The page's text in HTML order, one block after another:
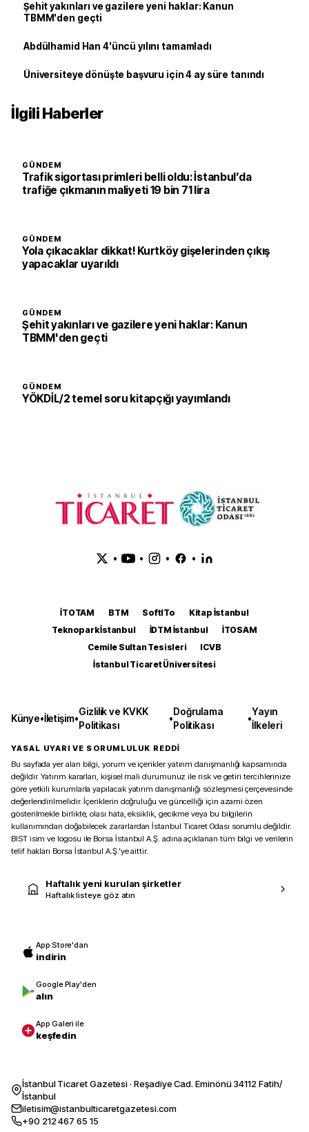
Şehit yakınları ve gazilere yeni haklar: Kanun
TBMM'den geçti
Abdülhamid Han 4'üncü yılını tamamladı
Üniversiteye dönüşte başvuru için 4 ay süre tanındı
İlgili Haberler
GÜNDEM
Trafik sigortası primleri belli oldu: İstanbul’da
trafiğe çıkmanın maliyeti 19 bin 71 lira
GÜNDEM
Yola çıkacaklar dikkat! Kurtköy gişelerinden çıkış
yapacaklar uyarıldı
GÜNDEM
Şehit yakınları ve gazilere yeni haklar: Kanun
TBMM'den geçti
GÜNDEM
YÖKDİL/2 temel soru kitapçığı yayımlandı
• • • •
İTOTAM BTM SoftITo
Kitap İstanbul
Teknopark İstanbul
İDTM İstanbul
İTOSAM
Cemile Sultan Tesisleri
ICVB
İstanbul Ticaret Üniversitesi
Künye•İletişim•
Gizlilik ve KVKK
Politikası
•
Doğrulama
Politikası
•
Yayın
İlkeleri
YASAL UYARI VE SORUMLULUK REDDİ
Bu sayfada yer alan bilgi, yorum ve içerikler yatırım danışmanlığı kapsamında
değildir. Yatırım kararları, kişisel mali durumunuz ile risk ve getiri tercihlerinize
göre yetkili kurumlarla yapılacak yatırım danışmanlığı sözleşmesi çerçevesinde
değerlendirilmelidir. İçeriklerin doğruluğu ve güncelliği için azami özen
gösterilmekle birlikte, olası hata, eksiklik, gecikme veya bu bilgilerin
kullanımından doğabilecek zararlardan İstanbul Ticaret Odası sorumlu değildir.
BIST isim ve logosu ile Borsa İstanbul A.Ş. adına açıklanan tüm bilgi ve verilerin
telif hakları Borsa İstanbul A.Ş.’ye aittir.
Haftalık yeni kurulan şirketler
Haftalık listeye göz atın
App Store'dan
indirin
Google Play'den
alın
App Galeri ile
keşfedin
İstanbul Ticaret Gazetesi · Reşadiye Cad. Eminönü 34112 Fatih/
İstanbul
iletisim@istanbulticaretgazetesi.com
+90 212 467 65 15